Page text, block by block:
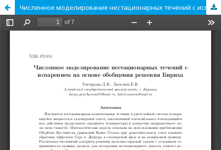
Численное моделирование нестационарных течений с испарением на основе обобщения решения Бириха